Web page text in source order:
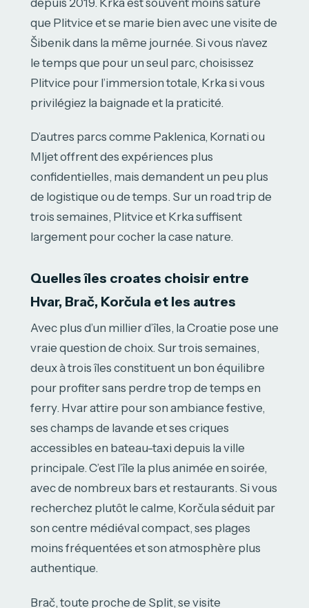
que Plitvice et se marie bien avec une visite de
Šibenik dans la même journée. Si vous n’avez
le temps que pour un seul parc, choisissez
Plitvice pour l’immersion totale, Krka si vous
privilégiez la baignade et la praticité.
D’autres parcs comme Paklenica, Kornati ou
Mljet offrent des expériences plus
confidentielles, mais demandent un peu plus
de logistique ou de temps. Sur un road trip de
trois semaines, Plitvice et Krka suffisent
largement pour cocher la case nature.
Quelles îles croates choisir entre
Hvar, Brač, Korčula et les autres
Avec plus d’un millier d’îles, la Croatie pose une
vraie question de choix. Sur trois semaines,
deux à trois îles constituent un bon équilibre
pour profiter sans perdre trop de temps en
ferry. Hvar attire pour son ambiance festive,
ses champs de lavande et ses criques
accessibles en bateau-taxi depuis la ville
principale. C’est l’île la plus animée en soirée,
avec de nombreux bars et restaurants. Si vous
recherchez plutôt le calme, Korčula séduit par
son centre médiéval compact, ses plages
moins fréquentées et son atmosphère plus
authentique.
Brač, toute proche de Split, se visite